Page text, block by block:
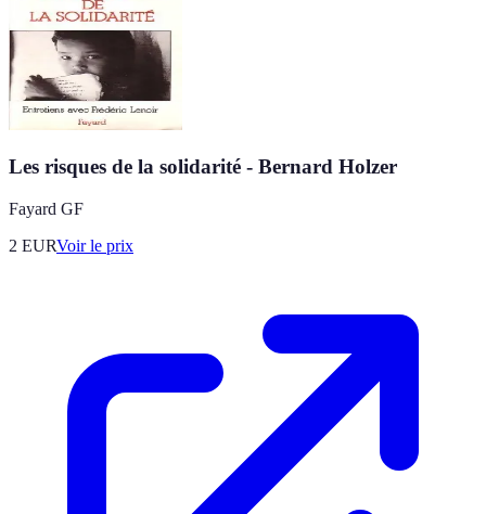
Les risques de la solidarité - Bernard Holzer
Fayard GF
2 EURVoir le prix